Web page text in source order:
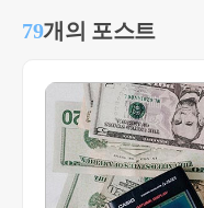
의 요건에 맞는다
를 총체적으로 검
다. 추가적인 문의 사항 있으시면 언제든 연락주세
요 감사합니다. 최
79개의 포스트